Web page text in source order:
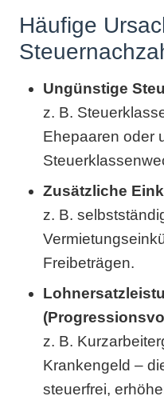
Häufige
Ungünstige
z. B.
Ehepaaren oder
Zusätzliche
z. B.
Freibeträgen.
z. B.
Krankengeld –
steuerfrei,